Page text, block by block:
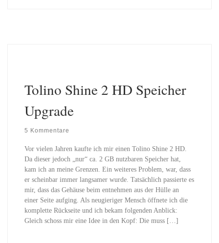
Tolino Shine 2 HD Speicher
Upgrade
5 Kommentare
Vor vielen Jahren kaufte ich mir einen Tolino Shine 2 HD.
Da dieser jedoch „nur“ ca. 2 GB nutzbaren Speicher hat,
kam ich an meine Grenzen. Ein weiteres Problem, war, dass
er scheinbar immer langsamer wurde. Tatsächlich passierte es
mir, dass das Gehäuse beim entnehmen aus der Hülle an
einer Seite aufging. Als neugieriger Mensch öffnete ich die
komplette Rückseite und ich bekam folgenden Anblick:
Gleich schoss mir eine Idee in den Kopf: Die muss […]